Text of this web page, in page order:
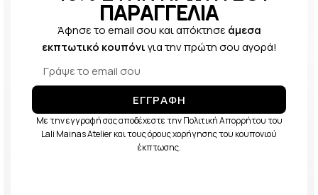
ΠΑΡΑΓΓΕΛΙΑ
Άφησε το email σου και απόκτησε άμεσα
εκπτωτικό κουπόνιγια την πρώτη σου αγορά!
ΕΓΓΡΑΦΗ
Με την εγγραφή σας αποδέχεστε την Πολιτική Απορρήτου του
Lali Mainas Atelier και τους όρους χορήγησης του κουπονιού
έκπτωσης.